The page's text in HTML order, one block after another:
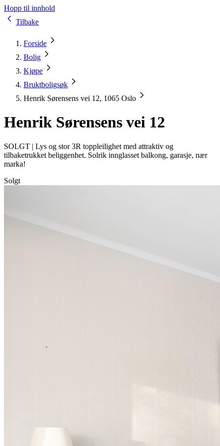
Hopp til innhold
Tilbake
Forside
Bolig
Kjøpe
Bruktboligsøk
Henrik Sørensens vei 12, 1065 Oslo
Henrik Sørensens vei 12
SOLGT | Lys og stor 3R toppleilighet med attraktiv og
tilbaketrukket beliggenhet. Solrik innglasset balkong, garasje, nær
marka!
Solgt